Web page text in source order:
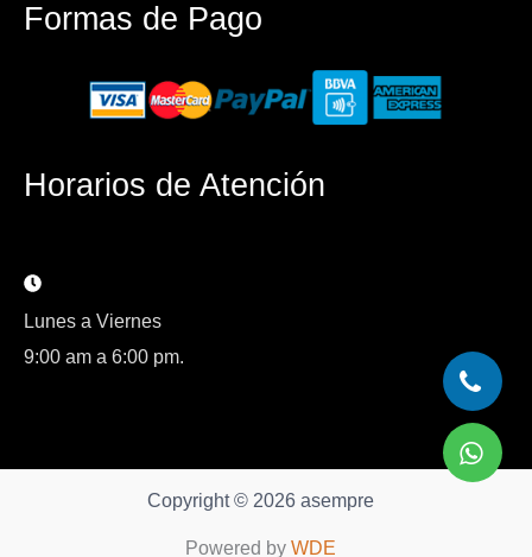
Formas de Pago
Horarios de Atención
Lunes a Viernes
9:00 am a 6:00 pm.
Copyright © 2026 asempre
Powered by WDE